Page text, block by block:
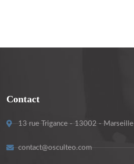
Contact
13 rue Trigance - 13002 - Marseille
contact@osculteo.com